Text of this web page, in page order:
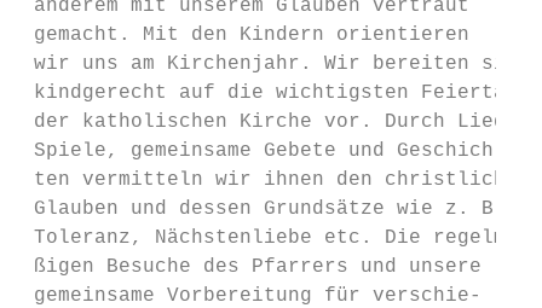
anderem mit unserem Glauben vertraut
gemacht. Mit den Kindern orientieren
wir uns am Kirchenjahr. Wir bereiten sie
kindgerecht auf die wichtigsten
der katholischen Kirche vor. Durch
Spiele, gemeinsame Gebete und
ten vermitteln wir ihnen den christlichen
Glauben und dessen Grundsätze wie z. B.
Toleranz, Nächstenliebe etc. Die
ßigen Besuche des Pfarrers und unsere
gemeinsame Vorbereitung für verschie-